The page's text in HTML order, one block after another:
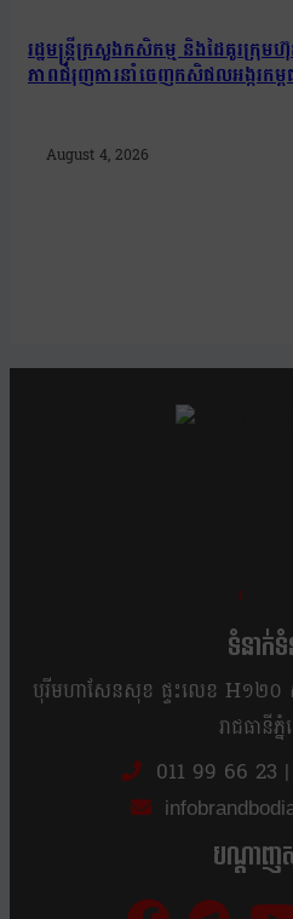
រដ្ឋមន្រ្តីក្រសួងកសិកម្ម និងដៃគូរក្រុ
ភាពជំរុញការនាំចេញកសិផលអង្ករកម្
August 4, 2026
ទំនាក់
បុរីមហាសែនសុខ ផ្ទះលេខ H១២០
រាជធានីភ្
011 99 66 23 |
បណ្ដាញ